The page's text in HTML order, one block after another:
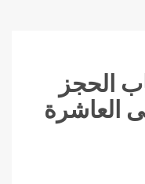
الحجز
العاشرة